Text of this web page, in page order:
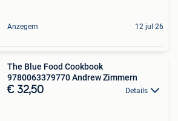
Anzegem 12 jul 26
The Blue Food Cookbook
9780063379770 Andrew Zimmern
€ 32,50 Details